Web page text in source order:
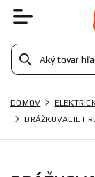
DOMOV
DRÁŽKOVACIE